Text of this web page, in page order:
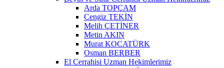
Arda TOPÇAM
Cengiz TEKİN
Melih ÇETİNER
Metin AKIN
Murat KOCATÜRK
Osman BERBER
El Cerrahisi Uzman Hekimlerimiz